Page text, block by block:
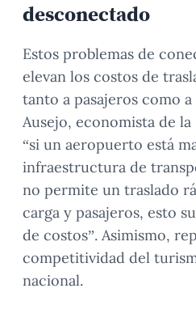
desconectado
Estos problemas de
elevan los costos de
tanto a pasajeros como a
Ausejo, economista de la
“si un aeropuerto está
infraestructura de
no permite un traslado
carga y pasajeros, esto
de costos”. Asimismo,
competitividad del
nacional.